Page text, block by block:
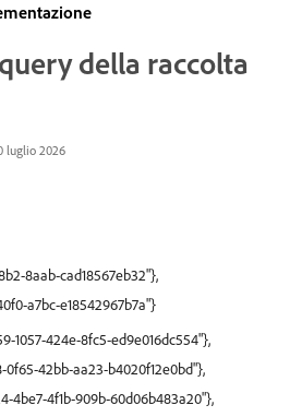
della raccolta
luglio 2026
8aab-cad18567eb32"},
a7bc-e18542967b7a"}
1057-424e-8fc5-ed9e016dc554"},
0f65-42bb-aa23-b4020f12e0bd"},
4be7-4f1b-909b-60d06b483a20"},